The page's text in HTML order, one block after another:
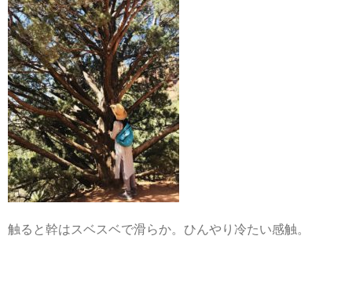
触ると幹はスベスベで滑らか。ひんやり冷たい感触。